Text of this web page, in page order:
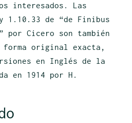
interesados. Las
1.10.33 de “de Finibus
por Cicero son también
forma original exacta,
en Inglés de la
en 1914 por H.